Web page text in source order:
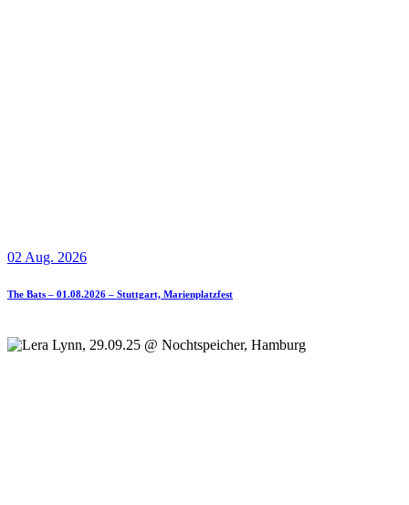
02 Aug. 2026
The Bats – 01.08.2026 – Stuttgart, Marienplatzfest